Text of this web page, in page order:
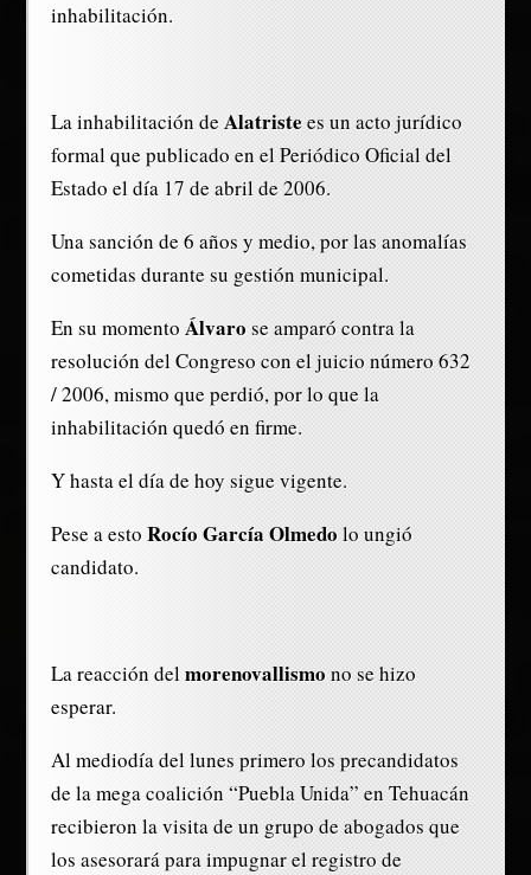
inhabilitación.
La inhabilitación de Alatristees un acto jurídico
formal que publicado en el Periódico Oficial del
Estado el día 17 de abril de 2006.
Una sanción de 6 años y medio, por las anomalías
cometidas durante su gestión municipal.
En su momento Álvaro se amparó contra la
resolución del Congreso con el juicio número 632
/ 2006, mismo que perdió, por lo que la
inhabilitación quedó en firme.
Y hasta el día de hoy sigue vigente.
Pese a esto Rocío García Olmedolo ungió
candidato.
La reacción delmorenovallismono se hizo
esperar.
Al mediodía del lunes primero los precandidatos
de la mega coalición “Puebla Unida” en Tehuacán
recibieron la visita de un grupo de abogados que
los asesorará para impugnar el registro de